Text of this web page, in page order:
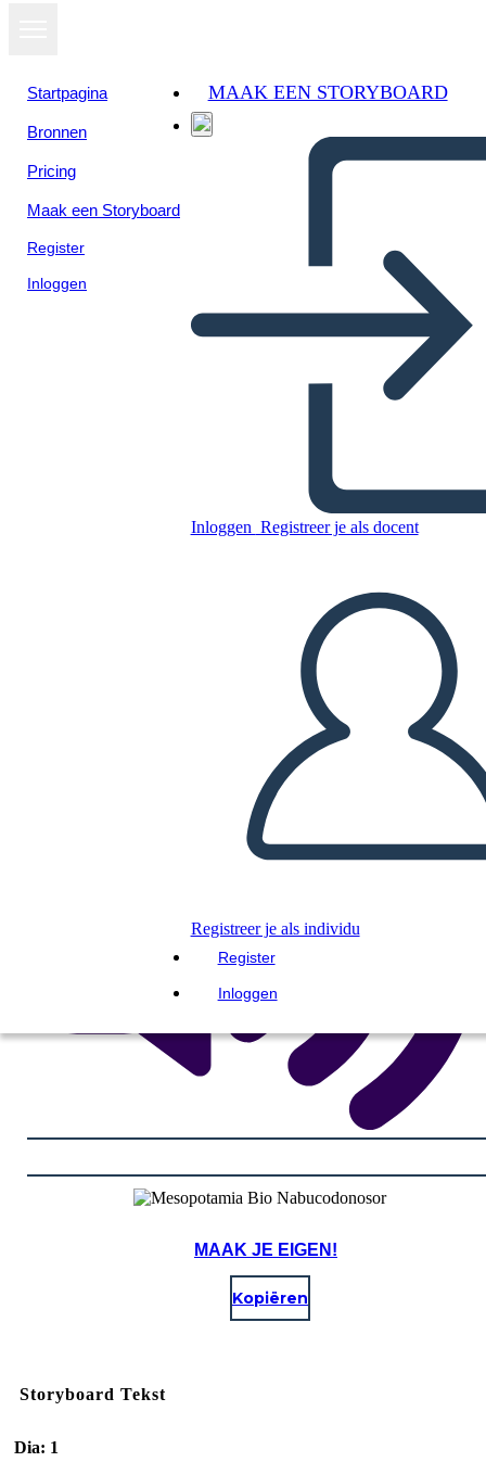
Startpagina
Bronnen
Pricing
Maak een Storyboard
Register
Inloggen
MAAK EEN STORYBOARD
Inloggen Registreer je als docent
Registreer je als individu
Register
Inloggen
Nabucodonosor
MAAK EEN STORYBOARD
DIAVOORSTELLING AFSPELEN
LEES MIJ VOOR
MAAK JE EIGEN!
Kopiëren
Storyboard Tekst
Dia: 1